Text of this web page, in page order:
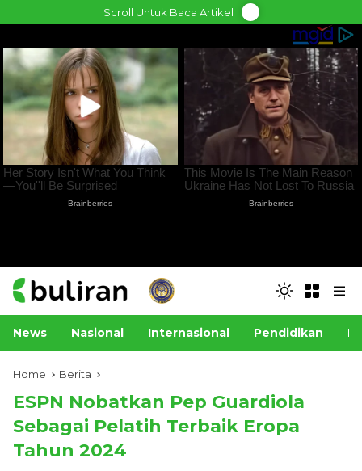
to
Scroll Untuk Baca Artikel
News Nasional Internasional Pendidikan
Home Berita
ESPN Nobatkan Pep Guardiola
Sebagai Pelatih Terbaik Eropa
Tahun 2024